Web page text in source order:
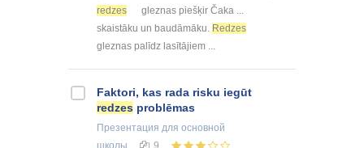
redzes
gleznas piešķir Čaka ...
skaistāku un baudāmāku. Redzes
gleznas palīdz lasītājiem ...
Faktori, kas rada risku iegūt
redzes problēmas
Презентация для основной
школы
9